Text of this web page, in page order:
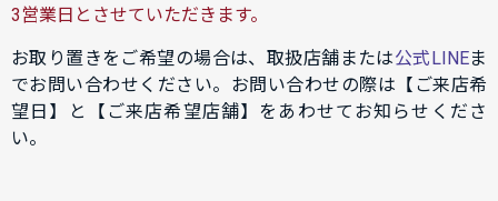
3営業日とさせていただきます。
お取り置きをご希望の場合は、取扱店舗または公式LINEま
でお問い合わせください。お問い合わせの際は【ご来店希
望日】と【ご来店希望店舗】をあわせてお知らせくださ
い。